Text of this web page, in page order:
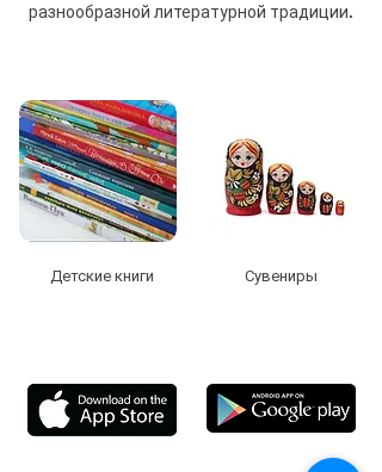
разнообразной литературной традиции.
Детские книги Сувениры